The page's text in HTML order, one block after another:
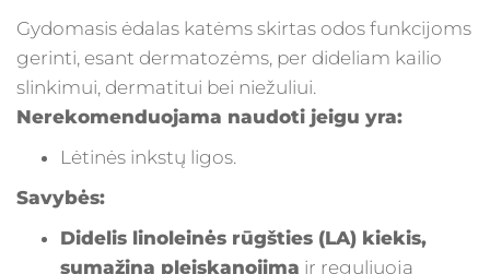
Gydomasis ėdalas katėms skirtas odos funkcijoms
gerinti, esant dermatozėms, per dideliam kailio
slinkimui, dermatitui bei niežuliui.
Nerekomenduojama naudoti jeigu yra:
Lėtinės inkstų ligos.
Savybės:
Didelis linoleinės rūgšties (LA) kiekis,
sumažina pleiskanojimą ir reguliuoja